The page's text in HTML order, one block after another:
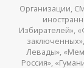
Организации,
Избирателей»,
Левады»,
Россия»,